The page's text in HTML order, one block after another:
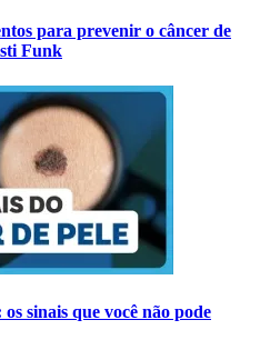
para prevenir o câncer de
Funk
sinais que você não pode